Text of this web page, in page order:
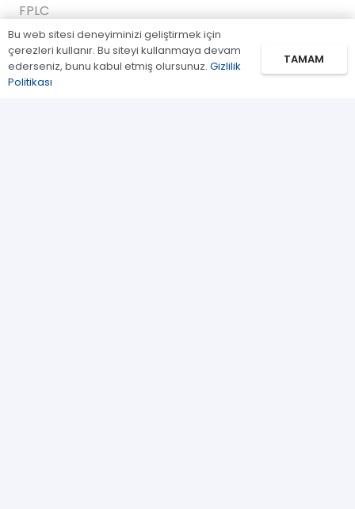
FPLC
Gaz Kromatografi
Standartlar/Reaktifler
Bu web sitesi deneyiminizi geliştirmek için
çerezleri kullanır. Bu siteyi kullanmaya devam
ederseniz, bunu kabul etmiş olursunuz. Gizlilik
Politikası
TAMAM